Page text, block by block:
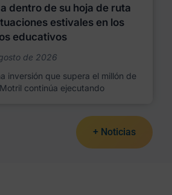
dentro de su hoja de ruta
estivales en los
educativos
de 2026
inversión que supera el millón de
continúa ejecutando
+ Noticias